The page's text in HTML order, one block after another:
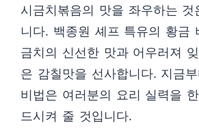
시금치볶음의 맛을 좌우하는 것
니다. 백종원 셰프 특유의 황금
금치의 신선한 맛과 어우러져
은 감칠맛을 선사합니다. 지금
비법은 여러분의 요리 실력을
드시켜 줄 것입니다.